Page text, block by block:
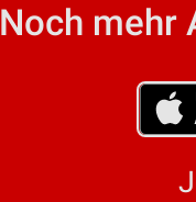
Noch mehr